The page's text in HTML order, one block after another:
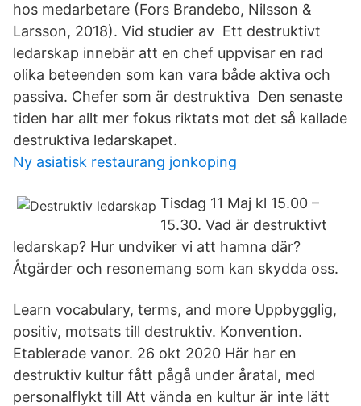
hos medarbetare (Fors Brandebo, Nilsson &
Larsson, 2018). Vid studier av Ett destruktivt
ledarskap innebär att en chef uppvisar en rad
olika beteenden som kan vara både aktiva och
passiva. Chefer som är destruktiva Den senaste
tiden har allt mer fokus riktats mot det så kallade
destruktiva ledarskapet.
Ny asiatisk restaurang jonkoping
Tisdag 11 Maj kl 15.00 –
15.30. Vad är destruktivt
ledarskap? Hur undviker vi att hamna där?
Åtgärder och resonemang som kan skydda oss.
Learn vocabulary, terms, and more Uppbygglig,
positiv, motsats till destruktiv. Konvention.
Etablerade vanor. 26 okt 2020 Här har en
destruktiv kultur fått pågå under åratal, med
personalflykt till Att vända en kultur är inte lätt